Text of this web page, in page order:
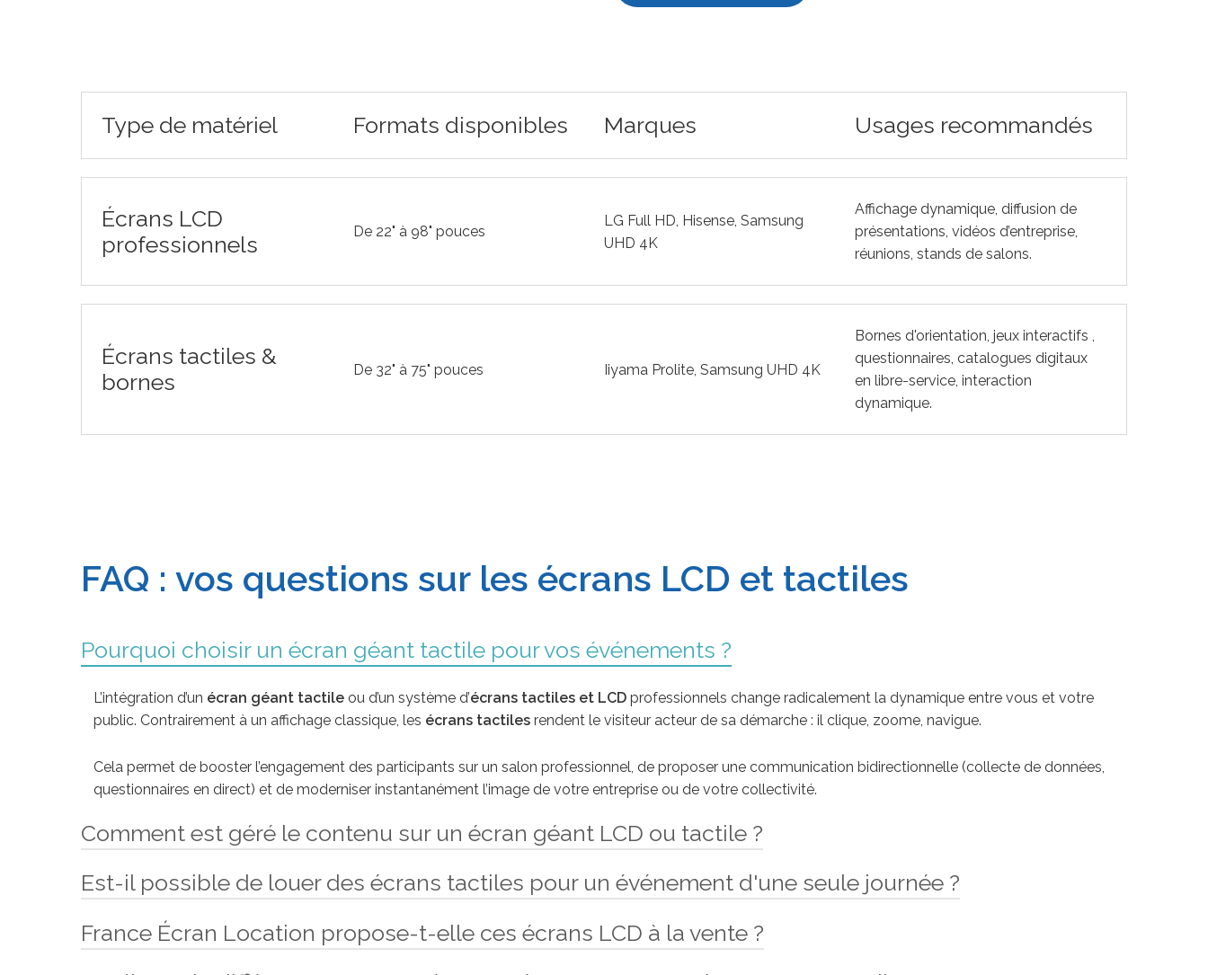
Type de matériel Formats disponibles Marques Usages recommandés
Écrans LCD
professionnels
De 22" à 98" pouces
LG Full HD, Hisense, Samsung
UHD 4K
Affichage dynamique, diffusion de
présentations, vidéos d’entreprise,
réunions, stands de salons.
Écrans tactiles &
bornes
De 32" à 75" pouces Iiyama Prolite, Samsung UHD 4K
Bornes d'orientation, jeux interactifs ,
questionnaires, catalogues digitaux
en libre-service, interaction
dynamique.
FAQ : vos questions sur les écrans LCD et tactiles
Pourquoi choisir un écran géant tactile pour vos événements ?
L’intégration d’un écran géant tactile ou d’un système d’écrans tactiles et LCD professionnels change radicalement la dynamique entre vous et votre
public. Contrairement à un affichage classique, les écrans tactiles rendent le visiteur acteur de sa démarche : il clique, zoome, navigue.
Cela permet de booster l’engagement des participants sur un salon professionnel, de proposer une communication bidirectionnelle (collecte de données,
questionnaires en direct) et de moderniser instantanément l’image de votre entreprise ou de votre collectivité.
Comment est géré le contenu sur un écran géant LCD ou tactile ?
C’est extrêmement simple et flexible. Nosécrans tactiles et LCD professionnels intègrent des lecteurs de médias polyvalents de dernière génération.
Vous pouvez diffuser vos applications, sites web, vidéos ou catalogues numériques de plusieurs manières :
Via une simple clé USB pour de l’affichage dynamique LCDen boucle.
Est-il possible de louer des écrans tactiles pour un événement d'une seule journée ?
Notre pack delocation d’écrans tactiles et LCDest totalement modulable. Qu’il s’agisse d’une location d’
ou d’un déploiement massif de moniteurs et de bornes interactives pour un salon de 4 jours, nos offres s’adaptent précisément à la durée de votre
France Écran Location propose-t-elle ces écrans LCD à la vente ?